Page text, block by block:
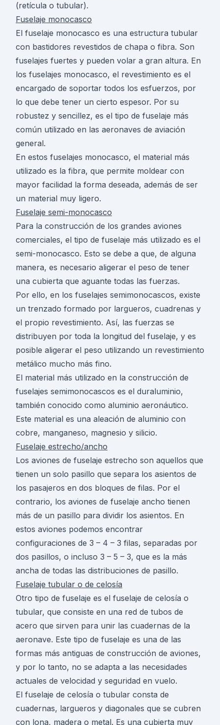
(retícula o tubular).
Fuselaje monocasco
El fuselaje monocasco es una estructura tubular
con bastidores revestidos de chapa o fibra. Son
fuselajes fuertes y pueden volar a gran altura. En
los fuselajes monocasco, el revestimiento es el
encargado de soportar todos los esfuerzos, por
lo que debe tener un cierto espesor. Por su
robustez y sencillez, es el tipo de fuselaje más
común utilizado en las aeronaves de aviación
general.
En estos fuselajes monocasco, el material más
utilizado es la fibra, que permite moldear con
mayor facilidad la forma deseada, además de ser
un material muy ligero.
Fuselaje semi-monocasco
Para la construcción de los grandes aviones
comerciales, el tipo de fuselaje más utilizado es el
semi-monocasco. Esto se debe a que, de alguna
manera, es necesario aligerar el peso de tener
una cubierta que aguante todas las fuerzas.
Por ello, en los fuselajes semimonocascos, existe
un trenzado formado por largueros, cuadrenas y
el propio revestimiento. Así, las fuerzas se
distribuyen por toda la longitud del fuselaje, y es
posible aligerar el peso utilizando un revestimiento
metálico mucho más fino.
El material más utilizado en la construcción de
fuselajes semimonocascos es el duraluminio,
también conocido como aluminio aeronáutico.
Este material es una aleación de aluminio con
cobre, manganeso, magnesio y silicio.
Fuselaje estrecho/ancho
Los aviones de fuselaje estrecho son aquellos que
tienen un solo pasillo que separa los asientos de
los pasajeros en dos bloques de filas. Por el
contrario, los aviones de fuselaje ancho tienen
más de un pasillo para dividir los asientos. En
estos aviones podemos encontrar
configuraciones de 3 – 4 – 3 filas, separadas por
dos pasillos, o incluso 3 – 5 – 3, que es la más
ancha de todas las distribuciones de pasillo.
Fuselaje tubular o de celosía
Otro tipo de fuselaje es el fuselaje de celosía o
tubular, que consiste en una red de tubos de
acero que sirven para unir las cuadernas de la
aeronave. Este tipo de fuselaje es una de las
formas más antiguas de construcción de aviones,
y por lo tanto, no se adapta a las necesidades
actuales de velocidad y seguridad en vuelo.
El fuselaje de celosía o tubular consta de
cuadernas, largueros y diagonales que se cubren
con lona, ​​madera o metal. Es una cubierta muy